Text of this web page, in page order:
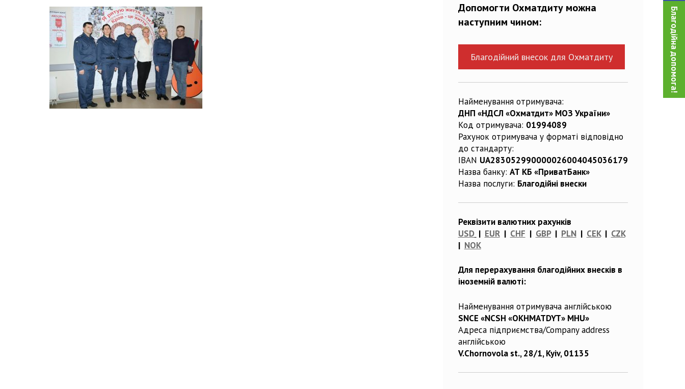
Благодійна допомога!
Допомогти Охматдиту можна
наступним чином:
Благодійний внесок для Охматдиту
Найменування отримувача:
ДНП «НДСЛ «Охматдит» МОЗ України»
Код отримувача: 01994089
Рахунок отримувача у форматі відповідно
до стандарту:
IBAN UA283052990000026004045036179
Назва банку: АТ КБ «ПриватБанк»
Назва послуги: Благодійні внески
Реквізити валютних рахунків
USD | EUR| CHF | GBP| PLN| CEK| CZK
| NOK
Для перерахування благодійних внесків в
іноземній валюті:
Найменування отримувача англійською
SNCE «NCSH «OKHMATDYT» MHU»
Адреса підприємства/Company address
англійською
V.Chornovola st., 28/1, Kyiv, 01135